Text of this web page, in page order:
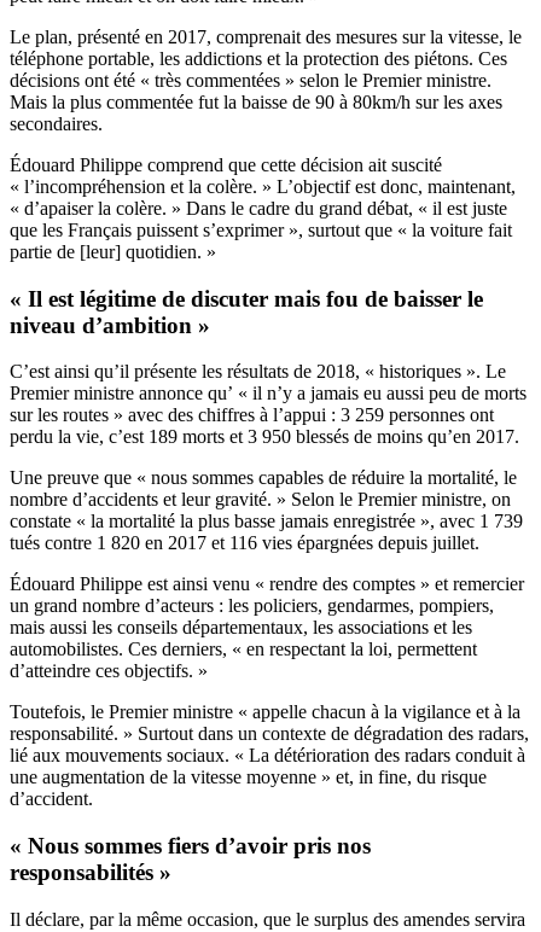
Le plan, présenté en 2017, comprenait des mesures sur la vitesse, le
téléphone portable, les addictions et la protection des piétons. Ces
décisions ont été « très commentées » selon le Premier ministre.
Mais la plus commentée fut la baisse de 90 à 80km/h sur les axes
secondaires.
Édouard Philippe comprend que cette décision ait suscité
« l’incompréhension et la colère. » L’objectif est donc, maintenant,
« d’apaiser la colère. » Dans le cadre du grand débat, « il est juste
que les Français puissent s’exprimer », surtout que « la voiture fait
partie de [leur] quotidien. »
« Il est légitime de discuter mais fou de baisser le
niveau d’ambition »
C’est ainsi qu’il présente les résultats de 2018, « historiques ». Le
Premier ministre annonce qu’ « il n’y a jamais eu aussi peu de morts
sur les routes » avec des chiffres à l’appui : 3 259 personnes ont
perdu la vie, c’est 189 morts et 3 950 blessés de moins qu’en 2017.
Une preuve que « nous sommes capables de réduire la mortalité, le
nombre d’accidents et leur gravité. » Selon le Premier ministre, on
constate « la mortalité la plus basse jamais enregistrée », avec 1 739
tués contre 1 820 en 2017 et 116 vies épargnées depuis juillet.
Édouard Philippe est ainsi venu « rendre des comptes » et remercier
un grand nombre d’acteurs : les policiers, gendarmes, pompiers,
mais aussi les conseils départementaux, les associations et les
automobilistes. Ces derniers, « en respectant la loi, permettent
d’atteindre ces objectifs. »
Toutefois, le Premier ministre « appelle chacun à la vigilance et à la
responsabilité. » Surtout dans un contexte de dégradation des radars,
lié aux mouvements sociaux. « La détérioration des radars conduit à
une augmentation de la vitesse moyenne » et, in fine, du risque
d’accident.
« Nous sommes fiers d’avoir pris nos
responsabilités »
Il déclare, par la même occasion, que le surplus des amendes servira